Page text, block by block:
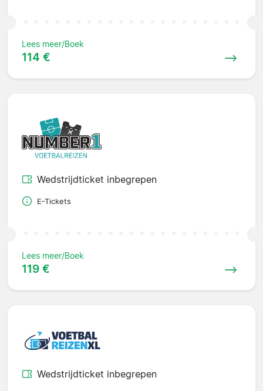
Lees meer/Boek
114 €
Wedstrijdticket inbegrepen
E-Tickets
Lees meer/Boek
119 €
Wedstrijdticket inbegrepen